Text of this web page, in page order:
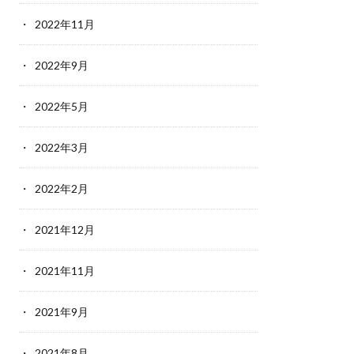
2022年11月
2022年9月
2022年5月
2022年3月
2022年2月
2021年12月
2021年11月
2021年9月